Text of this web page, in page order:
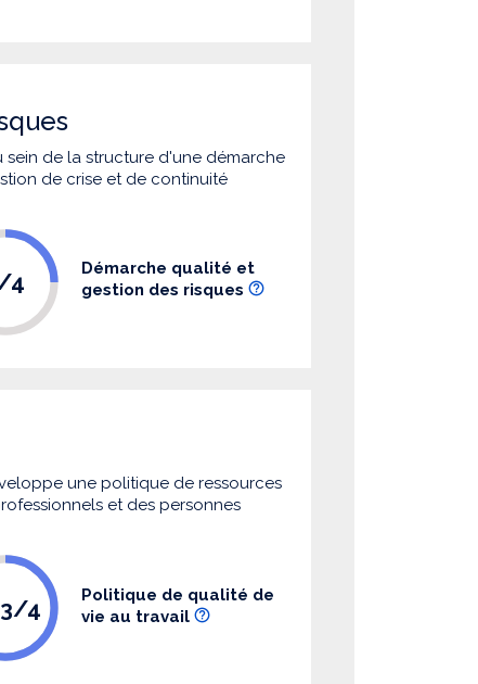
sein de la structure d'une démarche
de crise et de continuité
4
Démarche qualité et
gestion des risques
une politique de ressources
et des personnes
4
Politique de qualité de
vie au travail